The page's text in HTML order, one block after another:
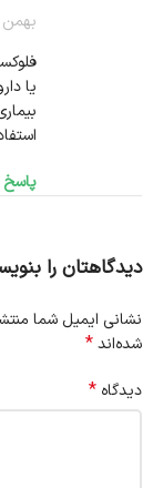
بهمن 16, 1403 در 9:56 قبل از ظهر
یا
پاسخ
دیدگاهتان را
نشانی ایمیل شما
شده‌اند*
دیدگاه *